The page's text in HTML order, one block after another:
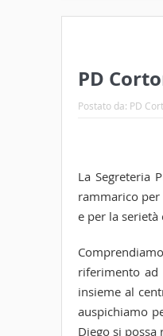
PD
Postato da: PD
La Segreteria
rammarico
e per la
riferimento ad
insieme al
auspichiamo
Diego si